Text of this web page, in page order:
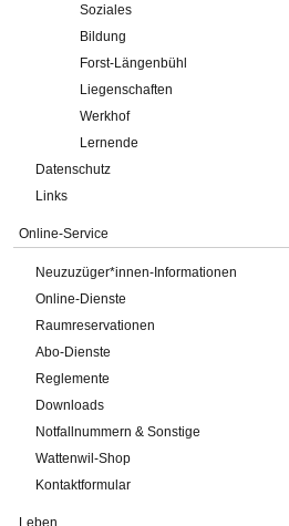
Soziales
Bildung
Forst-Längenbühl
Liegenschaften
Werkhof
Lernende
Datenschutz
Links
Online-Service
Neuzuzüger*innen-Informationen
Online-Dienste
Raumreservationen
Abo-Dienste
Reglemente
Downloads
Notfallnummern & Sonstige
Wattenwil-Shop
Kontaktformular
Leben